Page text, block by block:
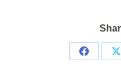
Share